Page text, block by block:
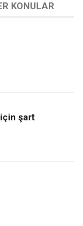
KONULAR
şart